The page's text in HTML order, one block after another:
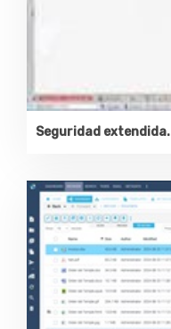
Seguridad extendida.